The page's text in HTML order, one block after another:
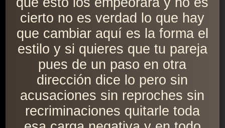
cierto no es verdad lo que hay
que cambiar aquí es la forma el
estilo y si quieres que tu pareja
pues de un paso en otra
dirección dice lo pero sin
acusaciones sin reproches sin
recriminaciones quitarle toda